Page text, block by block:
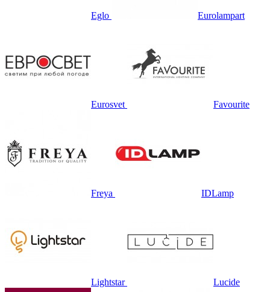
Eglo Eurolampart
Eurosvet Favourite
Freya IDLamp
Lightstar Lucide